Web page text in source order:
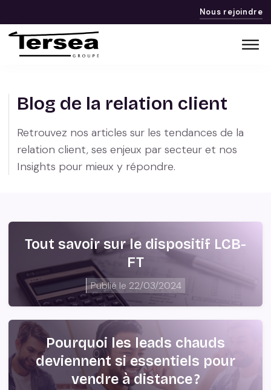
Nous rejoindre
Blog de la relation client
Retrouvez nos articles sur les tendances de la
relation client, ses enjeux par secteur et nos
Insights pour mieux y répondre.
Tout savoir sur le dispositif LCB-
FT
Publié le 22/03/2024
Pourquoi les leads chauds
deviennent si essentiels pour
vendre à distance ?